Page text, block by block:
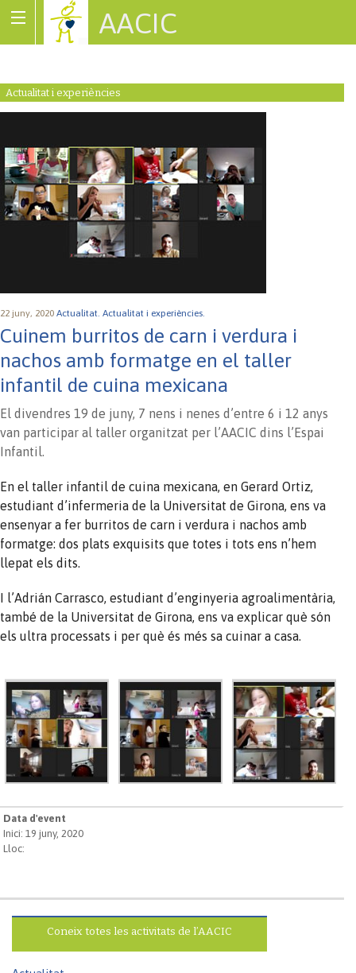
AACIC
Actualitat i experiències
22 juny, 2020 Actualitat. Actualitat i experiències.
Cuinem burritos de carn i verdura i
nachos amb formatge en el taller
infantil de cuina mexicana
El divendres 19 de juny, 7 nens i nenes d’entre 6 i 12 anys
van participar al taller organitzat per l’AACIC dins l’Espai
Infantil.
En el taller infantil de cuina mexicana, en Gerard Ortiz,
estudiant d’infermeria de la Universitat de Girona, ens va
ensenyar a fer burritos de carn i verdura i nachos amb
formatge: dos plats exquisits que totes i tots ens n’hem
llepat els dits.
I l’Adrián Carrasco, estudiant d’enginyeria agroalimentària,
també de la Universitat de Girona, ens va explicar què són
els ultra processats i per què és més sa cuinar a casa.
Data d'event
Inici: 19 juny, 2020
Lloc:
Coneix totes les activitats de l’AACIC